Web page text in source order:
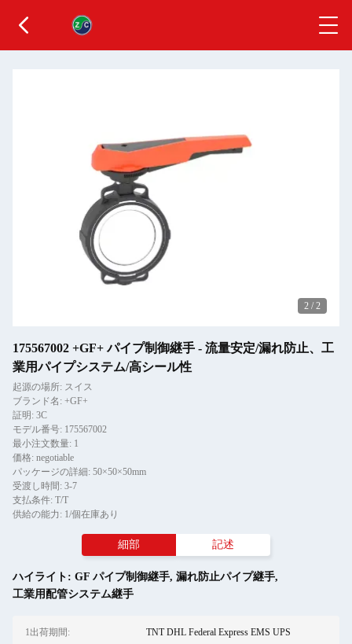
2 / 2
175567002 +GF+ パイプ制御継手 - 流量安定/漏れ防止、工
業用パイプシステム/高シール性
起源の場所: スイス
ブランド名: +GF+
証明: 3C
モデル番号: 175567002
最小注文数量: 1
価格: negotiable
パッケージの詳細: 50×50×50mm
受渡し時間: 3-7
支払条件: T/T
供給の能力: 1/個在庫あり
細部 記述
ハイライト: GF パイプ制御継手, 漏れ防止パイプ継手,
工業用配管システム継手
1出荷期間: TNT DHL Federal Express EMS UPS